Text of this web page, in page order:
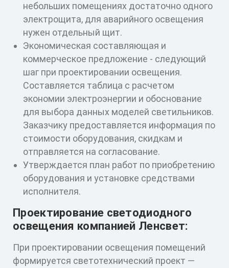
небольших помещениях достаточно одного
электрощита, для аварийного освещения
нужен отдельный щит.
Экономическая составляющая и
коммерческое предложение - следующий
шаг при проектировании освещения.
Составляется таблица с расчетом
экономии электроэнергии и обоснование
для выбора данных моделей светильников.
Заказчику предоставляется информация по
стоимости оборудования, скидкам и
отправляется на согласование.
Утверждается план работ по приобретению
оборудования и установке средствами
исполнителя.
Проектирование светодиодного
освещения компанией Ленсвет:
При проектировании освещения помещений
формируется светотехнический проект —